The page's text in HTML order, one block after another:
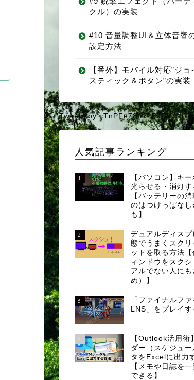
クル）の実装
#10 音量調整UI＆立体音響
設定方法
【番外】モバイル対応”ジョ
スティック＆ボタン”の実装
Tweets by cTnPFe78bJPE0FY
人気記事ランキング
1
【パソコン】キ
光らせる・消灯す
【バッテリーの
のはつけっぱなし
も】
2
デュアルディスプ
態でうまくスクリ
ットを取る方法【
ィンドウをスクシ
アルでない人にも
め）】
3
「ファイナルファ
LNS」をプレイす
4
【Outlook活用術
ダー（スケジュー
タをExcelに出力
【メモや日誌を
できる】